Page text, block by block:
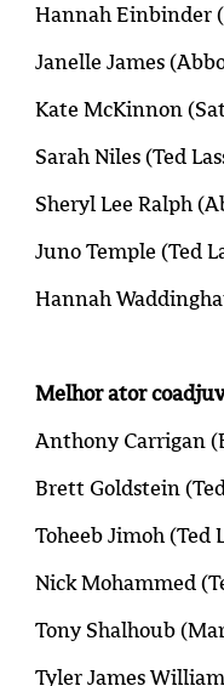
Hannah Einbinder (
Janelle James
Kate McKinnon
Sarah Niles (Ted
Sheryl Lee Ralph
Juno Temple (Ted
Hannah
Melhor ator
Anthony Carrigan
Brett Goldstein (
Toheeb Jimoh (Ted
Nick Mohammed (
Tony Shalhoub (
Tyler James